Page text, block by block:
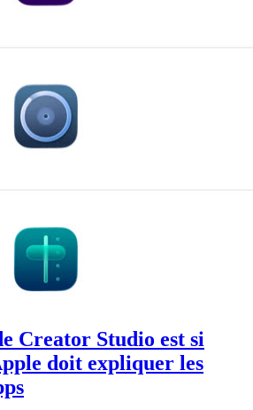
Creator Studio est si
doit expliquer les